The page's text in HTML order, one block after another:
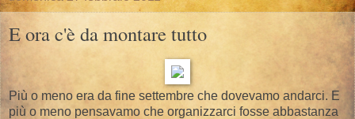
E ora c'è da montare tutto
Più o meno era da fine settembre che dovevamo andarci. E
più o meno pensavamo che organizzarci fosse abbastanza